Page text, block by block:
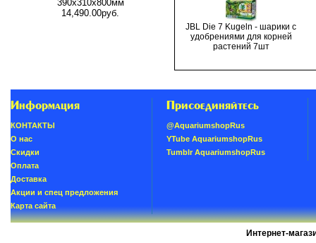
390х310х800мм
14,490.00руб.
JBL Die 7 Kugeln - шарики с
удобрениями для корней
растений 7шт
Информация
КОНТАКТЫ
О нас
Скидки
Oплатa
Доставка
Акции и спец предложения
Карта сайта
Присоединяйтесь
@AquariumshopRus
YTube AquariumshopRus
Tumblr AquariumshopRus
Интернет-